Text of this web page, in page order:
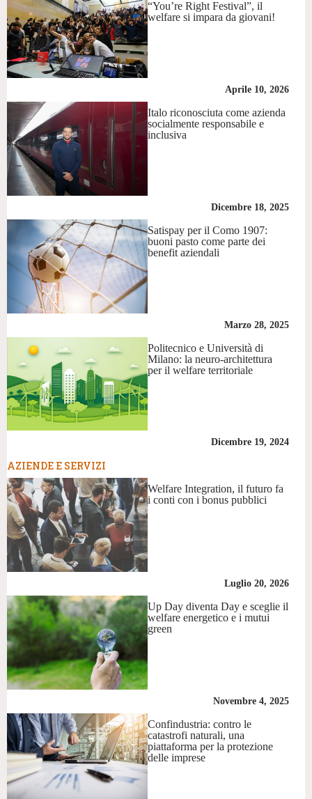
“You’re Right Festival”, il
welfare si impara da giovani!
Aprile 10, 2026
Italo riconosciuta come azienda
socialmente responsabile e
inclusiva
Dicembre 18, 2025
Satispay per il Como 1907:
buoni pasto come parte dei
benefit aziendali
Marzo 28, 2025
Politecnico e Università di
Milano: la neuro-architettura
per il welfare territoriale
Dicembre 19, 2024
AZIENDE E SERVIZI
Welfare Integration, il futuro fa
i conti con i bonus pubblici
Luglio 20, 2026
Up Day diventa Day e sceglie il
welfare energetico e i mutui
green
Novembre 4, 2025
Confindustria: contro le
catastrofi naturali, una
piattaforma per la protezione
delle imprese